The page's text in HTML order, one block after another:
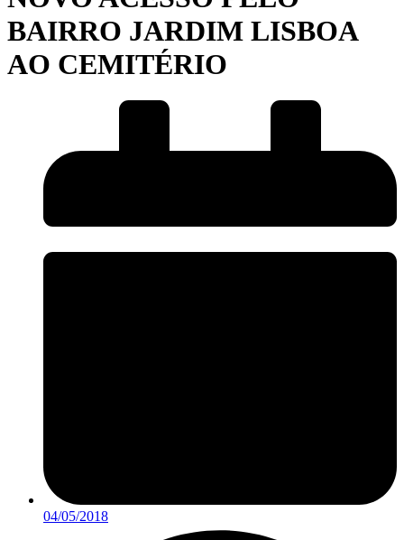
BAIRRO JARDIM LISBOA
AO CEMITÉRIO
04/05/2018